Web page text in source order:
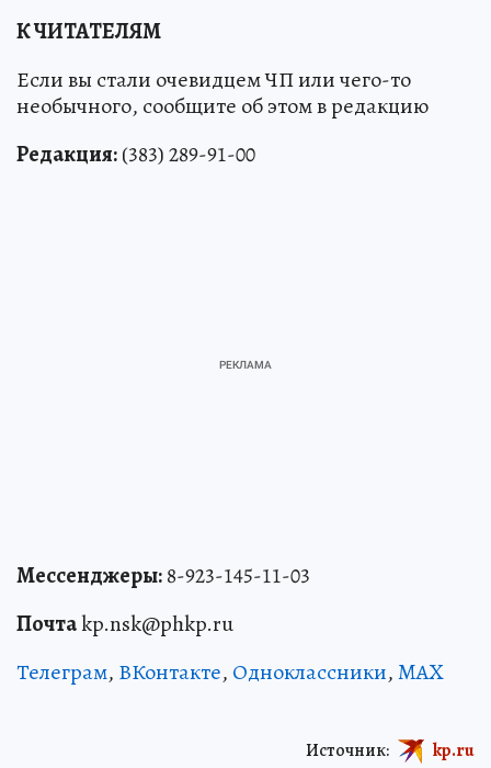
К ЧИТАТЕЛЯМ
Если вы стали очевидцем ЧП или чего-то
необычного, сообщите об этом в редакцию
Редакция:(383) 289-91-00
Мессенджеры:8-923-145-11-03
Почтаkp.nsk@phkp.ru
Телеграм, ВКонтакте, Одноклассники,MAX
Источник: kp.ru